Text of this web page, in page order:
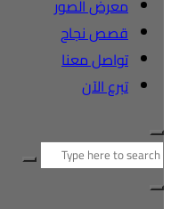
معرض الصور
قصص نجاح
تواصل معنا
تبرع الآن
البحث
عن: